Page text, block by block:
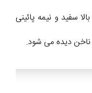
سفید و نیمه پائینی
دیده می شود.